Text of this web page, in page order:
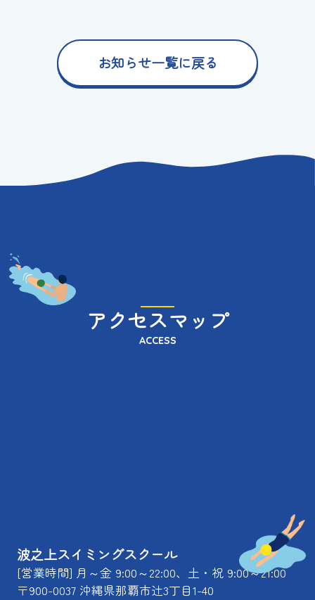
お知らせ一覧に戻る
アクセスマップ
ACCESS
波之上スイミングスクール
[営業時間] 月～金 9:00～22:00、土・祝 9:00～21:00
〒900-0037 沖縄県那覇市辻3丁目1-40